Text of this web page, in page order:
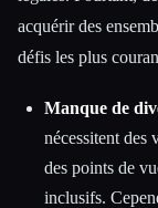
acquérir des
défis les plus
Manque de
nécessitent des
des points de
inclusifs.